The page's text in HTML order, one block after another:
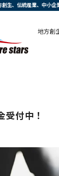
地方創
受付中！